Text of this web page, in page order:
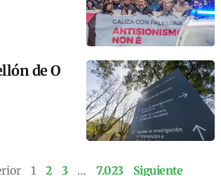
de O
1 2 3 … 7.023 Siguiente